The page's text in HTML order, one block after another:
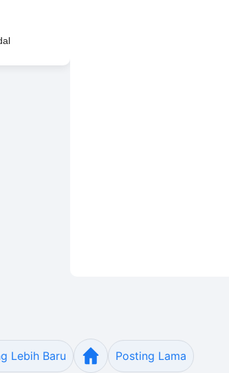
Lebih Baru Posting Lama